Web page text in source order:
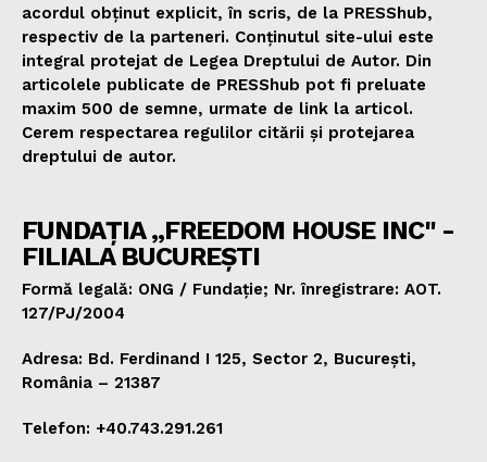
acordul obținut explicit, în scris, de la PRESShub,
respectiv de la parteneri. Conținutul site-ului este
integral protejat de Legea Dreptului de Autor. Din
articolele publicate de PRESShub pot fi preluate
maxim 500 de semne, urmate de link la articol.
Cerem respectarea regulilor citării și protejarea
dreptului de autor.
FUNDAȚIA „FREEDOM HOUSE INC" -
FILIALA BUCUREȘTI
Formă legală: ONG / Fundație; Nr. înregistrare: AOT.
127/PJ/2004
Adresa: Bd. Ferdinand I 125, Sector 2, București,
România – 21387
Telefon: +40.743.291.261